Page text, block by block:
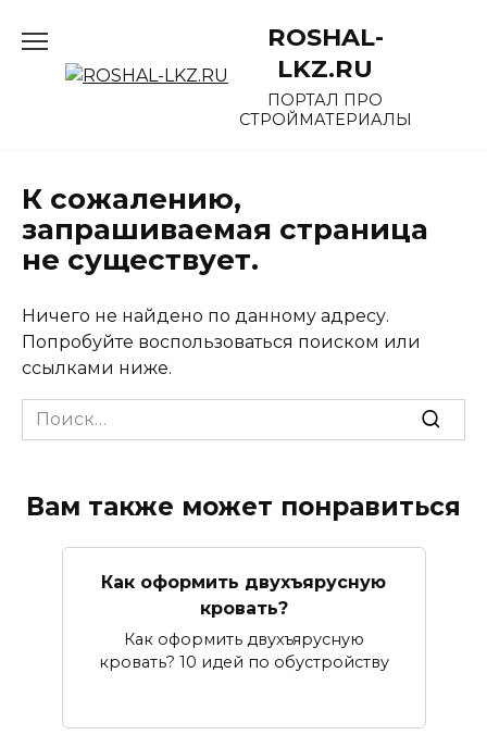
содержанию
ROSHAL-
LKZ.RU
ПОРТАЛ ПРО
СТРОЙМАТЕРИАЛЫ
К сожалению,
запрашиваемая страница
не существует.
Ничего не найдено по данному адресу.
Попробуйте воспользоваться поиском или
ссылками ниже.
Search
for:
Вам также может понравиться
Как оформить двухъярусную
кровать?
Как оформить двухъярусную
кровать? 10 идей по обустройству